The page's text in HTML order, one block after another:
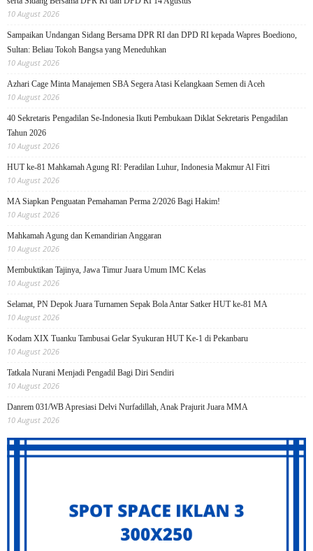
10 August 2026
Sampaikan Undangan Sidang Bersama DPR RI dan DPD RI kepada Wapres Boediono,
Sultan: Beliau Tokoh Bangsa yang Meneduhkan
10 August 2026
Azhari Cage Minta Manajemen SBA Segera Atasi Kelangkaan Semen di Aceh
10 August 2026
40 Sekretaris Pengadilan Se-Indonesia Ikuti Pembukaan Diklat Sekretaris Pengadilan
Tahun 2026
10 August 2026
HUT ke-81 Mahkamah Agung RI: Peradilan Luhur, Indonesia Makmur Al Fitri
10 August 2026
MA Siapkan Penguatan Pemahaman Perma 2/2026 Bagi Hakim!
10 August 2026
Mahkamah Agung dan Kemandirian Anggaran
10 August 2026
Membuktikan Tajinya, Jawa Timur Juara Umum IMC Kelas
10 August 2026
Selamat, PN Depok Juara Turnamen Sepak Bola Antar Satker HUT ke-81 MA
10 August 2026
Kodam XIX Tuanku Tambusai Gelar Syukuran HUT Ke-1 di Pekanbaru
10 August 2026
Tatkala Nurani Menjadi Pengadil Bagi Diri Sendiri
10 August 2026
Danrem 031/WB Apresiasi Delvi Nurfadillah, Anak Prajurit Juara MMA
10 August 2026